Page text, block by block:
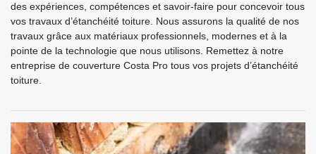
des expériences, compétences et savoir-faire pour concevoir tous
vos travaux d’étanchéité toiture. Nous assurons la qualité de nos
travaux grâce aux matériaux professionnels, modernes et à la
pointe de la technologie que nous utilisons. Remettez à notre
entreprise de couverture Costa Pro tous vos projets d’étanchéité
toiture.